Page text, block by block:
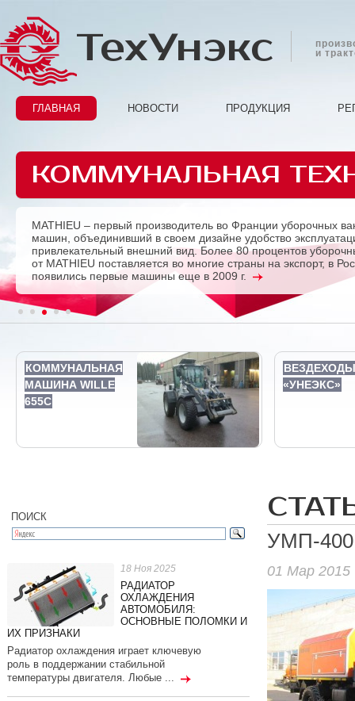
ТехУнэкс
и
ГЛАВНАЯ НОВОСТИ ПРОДУКЦИЯ
КОММУНАЛЬНАЯ
MATHIEU – первый производитель во Франции уборочных
машин, объединивший в своем дизайне удобство
привлекательный внешний вид. Более 80 процентов
от MATHIEU поставляется во многие страны на экспорт, в
появились первые машины еще в 2009 г.
Previous
1 2 3 4 5
КОММУНАЛЬНАЯ
МАШИНА WILLE
655C
ВЕЗДЕХОДЫ
«УНЕЭКС»
УМП-
01 Мар 2015
ПОИСК
18 Ноя 2025
РАДИАТОР
ОХЛАЖДЕНИЯ
АВТОМОБИЛЯ:
ОСНОВНЫЕ ПОЛОМКИ И
ИХ ПРИЗНАКИ
Радиатор охлаждения играет ключевую
роль в поддержании стабильной
температуры двигателя. Любые ...